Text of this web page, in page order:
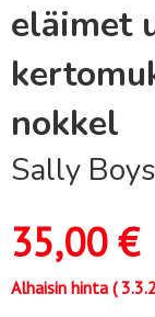
eläimet
nokkel
Sally
35,00€
Alhaisin hinta (